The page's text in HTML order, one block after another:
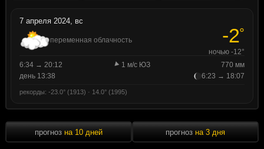
7 апреля 2024, вс
переменная облачность -2°
ночью -12°
6:34 → 20:12
1 м/с ЮЗ
770 мм
день 13:38
6:23 → 18:07
рекорды: -23.0° (1913) · 14.0° (1995)
прогноз на 10 дней прогноз на 3 дня